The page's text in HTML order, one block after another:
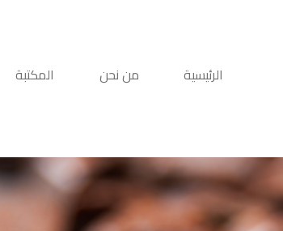
الرئيسية من نحن المكتبة